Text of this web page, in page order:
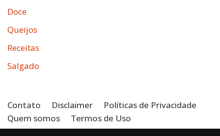
Doce
Queijos
Receitas
Salgado
Contato Disclaimer
Políticas de Privacidade
Quem somos
Termos de Uso